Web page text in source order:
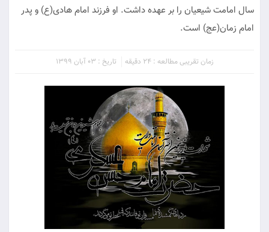
سال امامت شیعیان را بر عهده داشت. او فرزند امام هادی(ع) و پدر
امام زمان(عج) است.
زمان تقریبی مطالعه : 24 دقیقه تاریخ : 03 آبان 1399